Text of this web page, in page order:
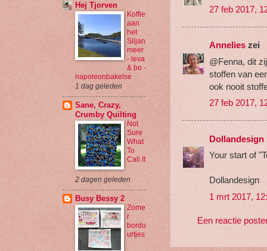
27 feb 2017,
Annelies zei
@Fenna, dit
stoffen van
ook nooit
27 feb 2017,
Dollandesign
Your start of
Dollandesign
1 mrt 2017,
Een reactie
Hej Tjorven
Koffie
aan
het
Siljan
meer
- leva
& bo -
napoleonbakelse
1 dag geleden
Sane, Crazy,
Crumby Quilting
Not
Sure
What
To
Call It
2 dagen geleden
Busy Bessy 2
Zome
r
bordu
urtjes